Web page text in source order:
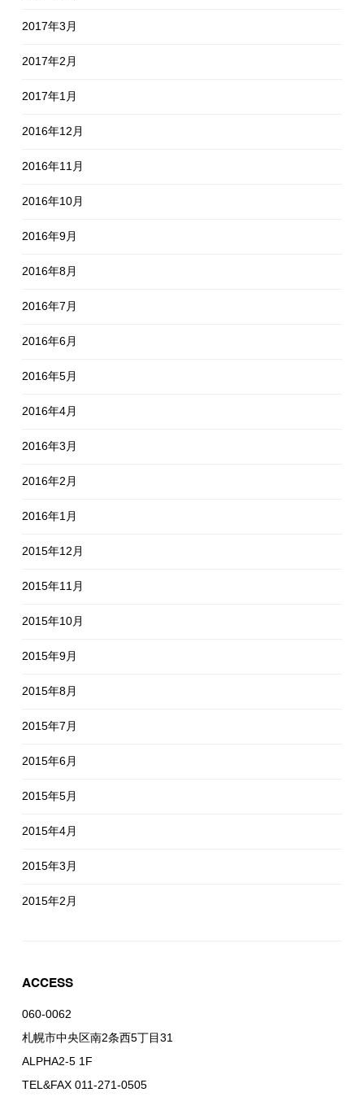
2017年3月
2017年2月
2017年1月
2016年12月
2016年11月
2016年10月
2016年9月
2016年8月
2016年7月
2016年6月
2016年5月
2016年4月
2016年3月
2016年2月
2016年1月
2015年12月
2015年11月
2015年10月
2015年9月
2015年8月
2015年7月
2015年6月
2015年5月
2015年4月
2015年3月
2015年2月
ACCESS
060-0062
札幌市中央区南2条西5丁目31
ALPHA2-5 1F
TEL&FAX 011-271-0505